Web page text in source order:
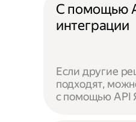
С помощью
интеграции
Если другие
подходят,
с помощью API